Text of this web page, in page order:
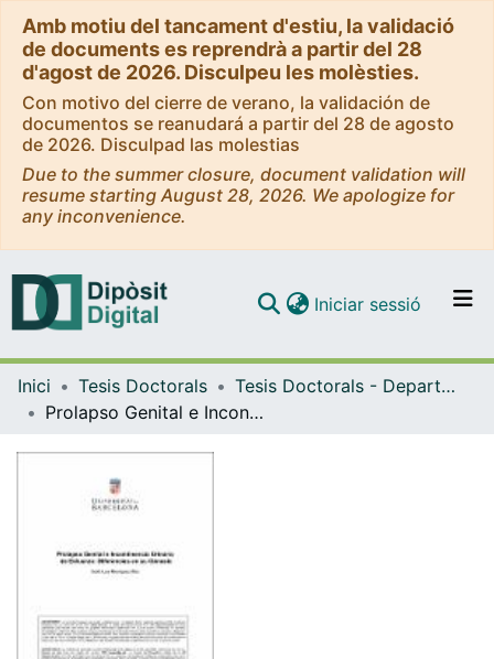
Amb motiu del tancament d'estiu, la validació
de documents es reprendrà a partir del 28
d'agost de 2026. Disculpeu les molèsties.
Con motivo del cierre de verano, la validación de
documentos se reanudará a partir del 28 de agosto
de 2026. Disculpad las molestias
Due to the summer closure, document validation will
resume starting August 28, 2026. We apologize for
any inconvenience.
Navega per tot el DD
Iniciar sessió (current)
Inici Tesis Doctorals
Tesis Doctorals - Departament - Obstetrícia i Ginecologia, Pediatria i Radiologia i Medicina Física
Prolapso Genital e Incontinencia Urinaria de Esfuerzo: Diferencias en su Génesis